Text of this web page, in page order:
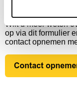
Wilt u meer weten
op via dit formulier
contact opnemen